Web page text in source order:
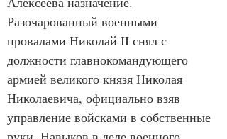
Разочарованный военными
провалами Николай II снял с
должности главнокомандующего
армией великого князя Николая
Николаевича, официально взяв
управление войсками в собственные